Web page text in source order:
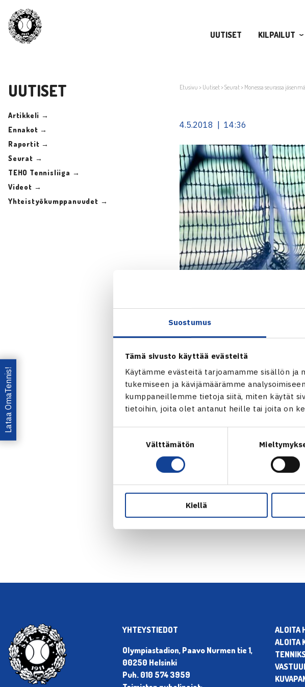
Suostumus
Tämä sivusto käyttää evästeitä
Käytämme evästeitä tarjoamamme sisällön ja
tukemiseen ja kävijämäärämme
kumppaneillemme tietoja siitä, miten käytät
tietoihin, joita olet antanut heille tai joita on
Välttämätön
Kiellä
UUTISET
KILPAILUT
UUTISET
Artikkeli →
Ennakot →
Raportit →
Seurat →
TEHO Tennisliiga →
Videot →
Yhteistyökumppanuudet →
Etusivu > Uutiset>Seurat> Monessa seurassa
4.5.2018 | 14:36
Jaa:
Lataa OmaTennis!
YHTEYSTIEDOT
Olympiastadion, Paavo Nurmen tie 1,
00250 Helsinki
Puh. 010 574 3959
ALOITA
ALOITA